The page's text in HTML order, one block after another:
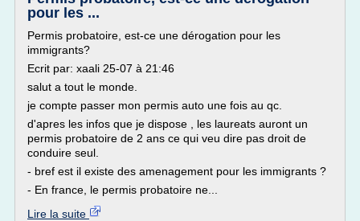
pour les ...
Permis probatoire, est-ce une dérogation pour les
immigrants?
Ecrit par: xaali 25-07 à 21:46
salut a tout le monde.
je compte passer mon permis auto une fois au qc.
d'apres les infos que je dispose , les laureats auront un
permis probatoire de 2 ans ce qui veu dire pas droit de
conduire seul.
- bref est il existe des amenagement pour les immigrants ?
- En france, le permis probatoire ne...
Lire la suite